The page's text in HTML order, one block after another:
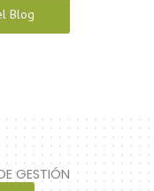
Blog
GESTIÓN